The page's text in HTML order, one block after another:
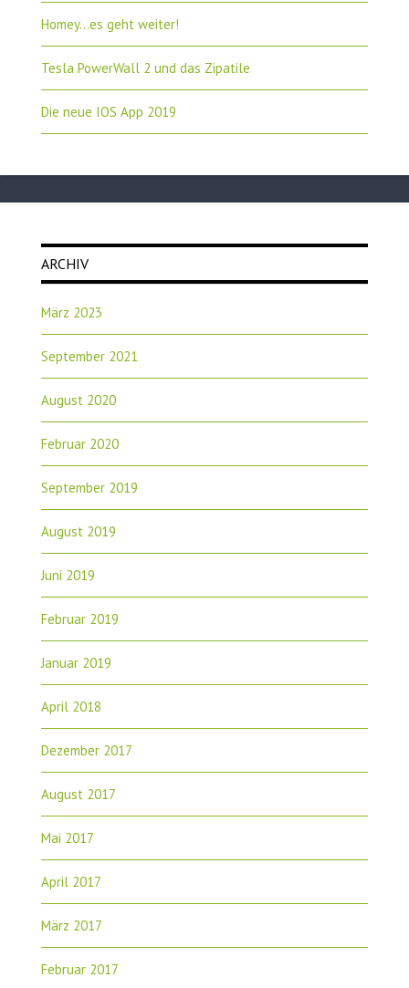
Homey…es geht weiter!
Tesla PowerWall 2 und das Zipatile
Die neue IOS App 2019
ARCHIV
März 2023
September 2021
August 2020
Februar 2020
September 2019
August 2019
Juni 2019
Februar 2019
Januar 2019
April 2018
Dezember 2017
August 2017
Mai 2017
April 2017
März 2017
Februar 2017